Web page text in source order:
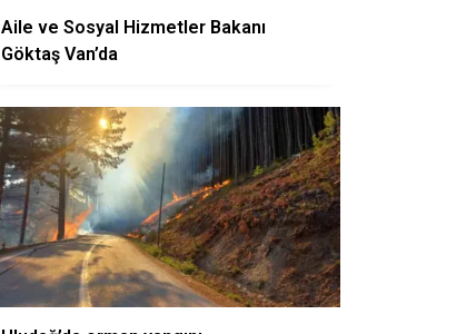
Aile ve Sosyal Hizmetler Bakanı
Göktaş Van’da